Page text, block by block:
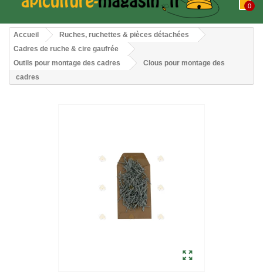
0
Accueil
Ruches, ruchettes & pièces détachées
Cadres de ruche & cire gaufrée
Outils pour montage des cadres
Clous pour montage des
cadres